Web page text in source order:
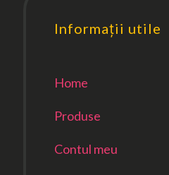
Informații utile
Home
Produse
Contul meu